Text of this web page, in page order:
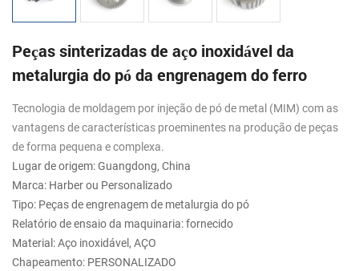
Peças sinterizadas de aço inoxidável da
metalurgia do pó da engrenagem do ferro
Tecnologia de moldagem por injeção de pó de metal (MIM) com as
vantagens de características proeminentes na produção de peças
de forma pequena e complexa.
Lugar de origem: Guangdong, China
Marca: Harber ou Personalizado
Tipo: Peças de engrenagem de metalurgia do pó
Relatório de ensaio da maquinaria: fornecido
Material: Aço inoxidável, AÇO
Chapeamento: PERSONALIZADO